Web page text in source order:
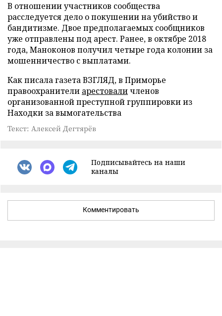
В отношении участников сообщества
расследуется дело о покушении на убийство и
бандитизме. Двое предполагаемых сообщников
уже отправлены под арест. Ранее, в октябре 2018
года, Маноконов получил четыре года колонии за
мошенничество с выплатами.
Как писала газета ВЗГЛЯД, в Приморье
правоохранители арестоваличленов
организованной преступной группировки из
Находки за вымогательства
Текст: Алексей Дегтярёв
Подписывайтесь на наши
каналы
Комментировать